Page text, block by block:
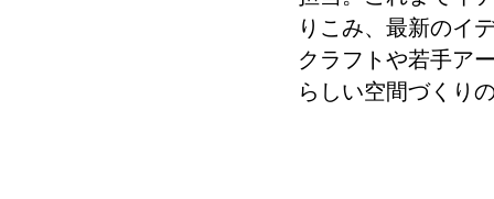
りこみ、最新のイ
クラフトや若手ア
らしい空間づくり